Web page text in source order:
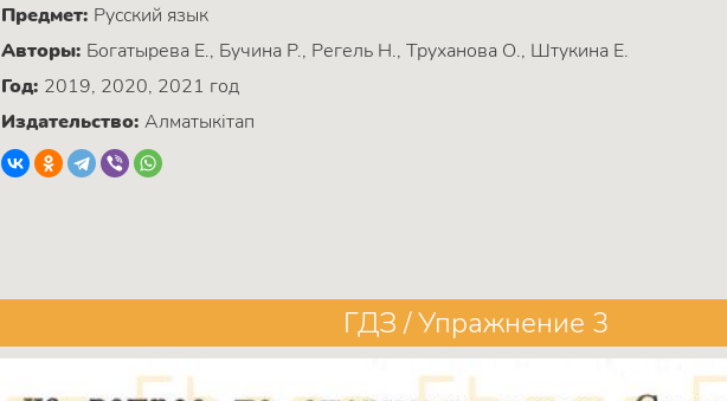
Предмет: Русский язык
Авторы: Богатырева Е., Бучина Р., Регель Н., Труханова О., Штукина Е.
Год: 2019, 2020, 2021 год
Издательство: Алматыкітап
ГДЗ / Упражнение 3